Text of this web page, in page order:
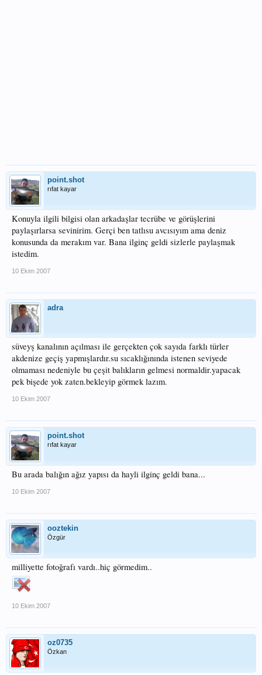
point.shot
rıfat kayar
Konuyla ilgili bilgisi olan arkadaşlar tecrübe ve görüşlerini
paylaşırlarsa sevinirim. Gerçi ben tatlısu avcısıyım ama deniz
konusunda da merakım var. Bana ilginç geldi sizlerle paylaşmak
istedim.
10 Ekim 2007
adra
süveyş kanalının açılması ile gerçekten çok sayıda farklı türler
akdenize geçiş yapmışlardır.su sıcaklığınında istenen seviyede
olmaması nedeniyle bu çeşit balıkların gelmesi normaldir.yapacak
pek bişede yok zaten.bekleyip görmek lazım.
10 Ekim 2007
point.shot
rıfat kayar
Bu arada balığın ağız yapısı da hayli ilginç geldi bana...
10 Ekim 2007
ooztekin
Özgür
milliyette fotoğrafı vardı..hiç görmedim..
10 Ekim 2007
oz0735
Özkan